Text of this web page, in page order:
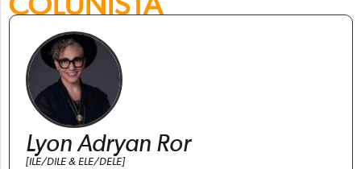
Lyon Adryan Ror
[ILE/DILE & ELE/DELE]